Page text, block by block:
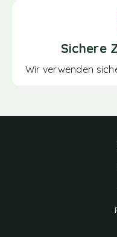
Sichere
Wir verwenden